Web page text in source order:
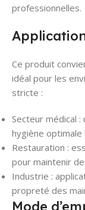
professionnelles.
Ce produit
idéal pour les
stricte :
Secteur médical
hygiène optimale
Restauration :
pour maintenir
Industrie :
propreté des
Mode